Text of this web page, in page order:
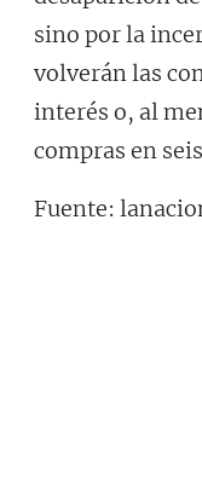
sino por la
volverán las
interés o, al
compras en
Fuente: